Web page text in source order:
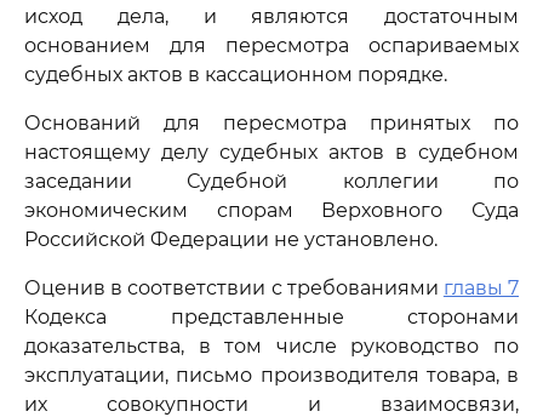
исход дела, и являются достаточным
основанием для пересмотра оспариваемых
судебных актов в кассационном порядке.
Оснований для пересмотра принятых по
настоящему делу судебных актов в судебном
заседании Судебной коллегии по
экономическим спорам Верховного Суда
Российской Федерации не установлено.
Оценив в соответствии с требованиями главы 7
Кодекса представленные сторонами
доказательства, в том числе руководство по
эксплуатации, письмо производителя товара, в
их совокупности и взаимосвязи,